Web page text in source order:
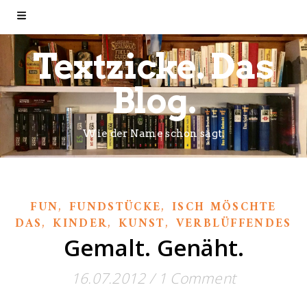
Textzicke. Das
Blog.
Wie der Name schon sagt.
FUN,FUNDSTÜCKE,ISCH MÖSCHTE
DAS,KINDER,KUNST, VERBLÜFFENDES
Gemalt. Genäht.
16.07.2012/ 1 Comment